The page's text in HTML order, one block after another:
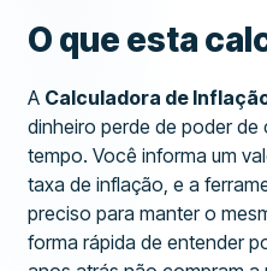
O que esta
A Calculadora de
dinheiro perde de poder
tempo. Você informa um
taxa de inflação, e a
preciso para manter o
forma rápida de entender